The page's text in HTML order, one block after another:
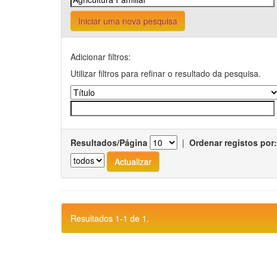
Iniciar uma nova pesquisa
Adicionar filtros:
Utilizar filtros para refinar o resultado da pesquisa.
Resultados/Página | Ordenar registos por:
Resultados 1-1 de 1.